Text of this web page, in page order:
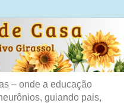
– onde a educação
guiando pais,